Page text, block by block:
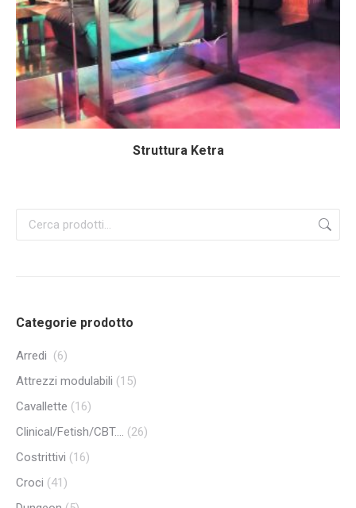
Struttura Ketra
Categorie prodotto
Arredi (6)
Attrezzi modulabili (15)
Cavallette (16)
Clinical/Fetish/CBT.... (26)
Costrittivi (16)
Croci (41)